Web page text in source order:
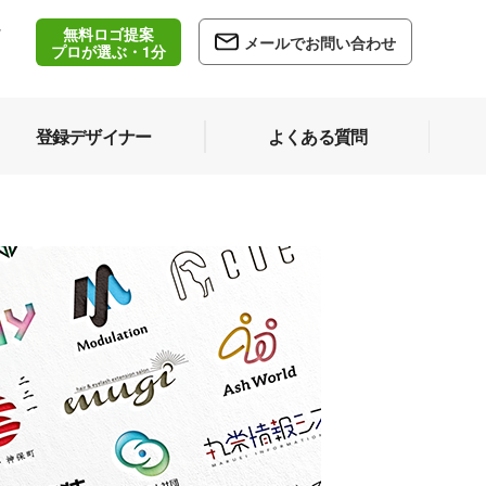
無料ロゴ提案
プロが選ぶ・1分
メールでお問い合わせ
登録デザイナー よくある質問